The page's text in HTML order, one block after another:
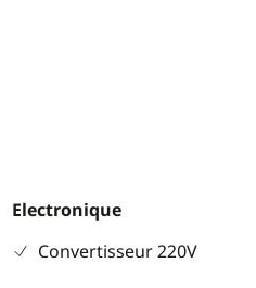
Electronique
Convertisseur 220V